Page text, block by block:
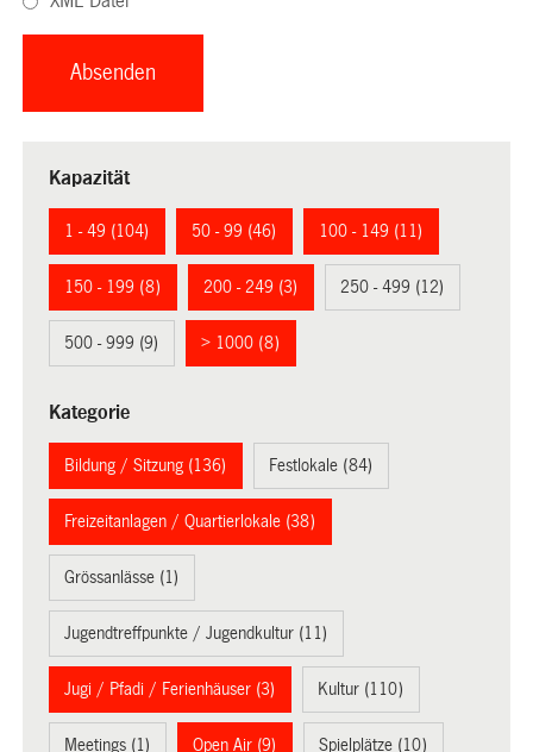
Kapazität
1 - 49 (104) 50 - 99 (46) 100 - 149 (11)
150 - 199 (8) 200 - 249 (3) 250 - 499 (12)
500 - 999 (9) > 1000 (8)
Kategorie
Bildung / Sitzung (136) Festlokale (84)
Freizeitanlagen / Quartierlokale (38)
Grössanlässe (1)
Jugendtreffpunkte / Jugendkultur (11)
Jugi / Pfadi / Ferienhäuser (3) Kultur (110)
Meetings (1) Open Air (9) Spielplätze (10)